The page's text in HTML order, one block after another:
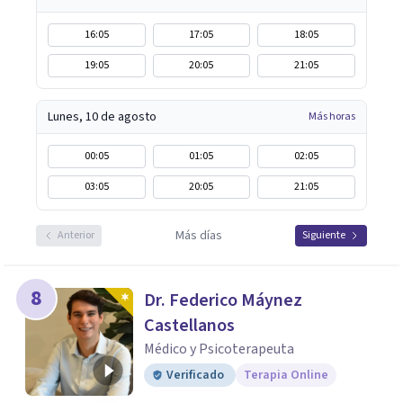
16:05 17:05
18:05
19:05
20:05 21:05
Lunes, 10 de agosto Más horas
00:05 01:05
02:05
03:05
20:05 21:05
Anterior Más días Siguiente
8
Dr. Federico Máynez
Castellanos
Médico y Psicoterapeuta
Verificado Terapia Online